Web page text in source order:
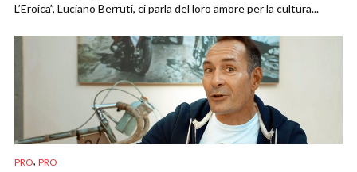
L’Eroica”, Luciano Berruti, ci parla del loro amore per la cultura...
PRO, PRO